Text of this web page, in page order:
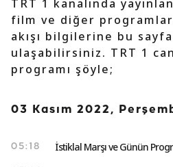
TRT 1 kanalında
film ve diğer
akışı bilgilerine bu
ulaşabilirsiniz. TRT 1
programı şöyle;
03 Kasım 2022,
05:18 İstiklal Marşı ve Günün